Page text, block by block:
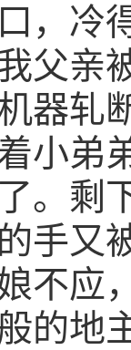
，冷
父亲
器轧
小弟
。剩
手又
不应
的地